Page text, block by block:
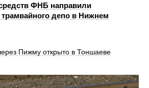
ФНБ направили
депо в Нижнем
Пижму открыто в Тоншаеве